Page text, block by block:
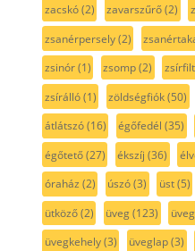
zacskó(2) zavarszűrő(2)
zsanérpersely(2)
zsinór(1) zsomp(2)
zsírálló(1) zöldségfiók(50)
átlátszó(16) égőfedél (35)
égőtető(27) ékszíj (36)
óraház (2) úszó(3) üst(5)
ütköző(2) üveg(123)
üvegkehely(3) üveglap(3)